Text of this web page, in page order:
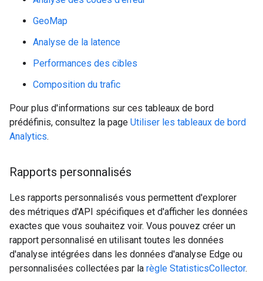
GeoMap
Analyse de la latence
Performances des cibles
Composition du trafic
Pour plus d'informations sur ces tableaux de bord
prédéfinis, consultez la page Utiliser les tableaux de bord
Analytics.
Rapports personnalisés
Les rapports personnalisés vous permettent d'explorer
des métriques d'API spécifiques et d'afficher les données
exactes que vous souhaitez voir. Vous pouvez créer un
rapport personnalisé en utilisant toutes les données
d'analyse intégrées dans les données d'analyse Edge ou
personnalisées collectées par la règle StatisticsCollector.